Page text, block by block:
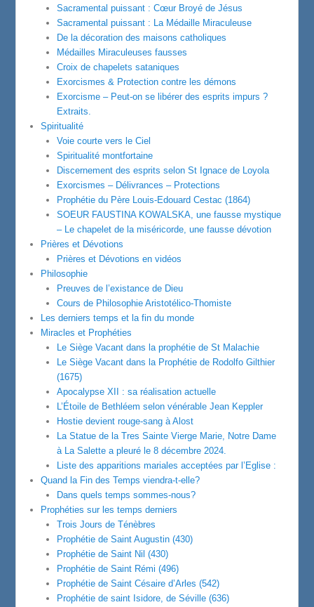
Sacramental puissant : Cœur Broyé de Jésus
Sacramental puissant : La Médaille Miraculeuse
De la décoration des maisons catholiques
Médailles Miraculeuses fausses
Croix de chapelets sataniques
Exorcismes & Protection contre les démons
Exorcisme – Peut-on se libérer des esprits impurs ?
Extraits.
Spiritualité
Voie courte vers le Ciel
Spiritualité montfortaine
Discernement des esprits selon St Ignace de Loyola
Exorcismes – Délivrances – Protections
Prophétie du Père Louis-Edouard Cestac (1864)
SOEUR FAUSTINA KOWALSKA, une fausse mystique
– Le chapelet de la miséricorde, une fausse dévotion
Prières et Dévotions
Prières et Dévotions en vidéos
Philosophie
Preuves de l’existance de Dieu
Cours de Philosophie Aristotélico-Thomiste
Les derniers temps et la fin du monde
Miracles et Prophéties
Le Siège Vacant dans la prophétie de St Malachie
Le Siège Vacant dans la Prophétie de Rodolfo Gilthier
(1675)
Apocalypse XII : sa réalisation actuelle
L’Étoile de Bethléem selon vénérable Jean Keppler
Hostie devient rouge-sang à Alost
La Statue de la Tres Sainte Vierge Marie, Notre Dame
à La Salette a pleuré le 8 décembre 2024.
Liste des apparitions mariales acceptées par l’Eglise :
Quand la Fin des Temps viendra-t-elle?
Dans quels temps sommes-nous?
Prophéties sur les temps derniers
Trois Jours de Ténèbres
Prophétie de Saint Augustin (430)
Prophétie de Saint Nil (430)
Prophétie de Saint Rémi (496)
Prophétie de Saint Césaire d’Arles (542)
Prophétie de saint Isidore, de Séville (636)